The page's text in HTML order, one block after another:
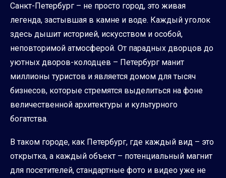
Санкт-Петербург – не просто город, это живая
легенда, застывшая в камне и воде. Каждый уголок
здесь дышит историей, искусством и особой,
неповторимой атмосферой. От парадных дворцов до
уютных дворов-колодцев – Петербург манит
миллионы туристов и является домом для тысяч
бизнесов, которые стремятся выделиться на фоне
величественной архитектуры и культурного
богатства.
В таком городе, как Петербург, где каждый вид – это
открытка, а каждый объект – потенциальный магнит
для посетителей, стандартные фото и видео уже не